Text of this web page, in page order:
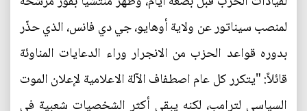
لمنصب سيناتور عن ولاية أوهايو، جي دي فانس، الذي حذّر
بدوره قواعد الحزب من الانجرار وراء الدعايات المناوئة
قائلاً: "يتكرر كل عام اصطفاف الآلة الاعلامية لإعلان الموت
السياسي لترامب، لكنه يبقى أكثر الشخصيات شعبية في